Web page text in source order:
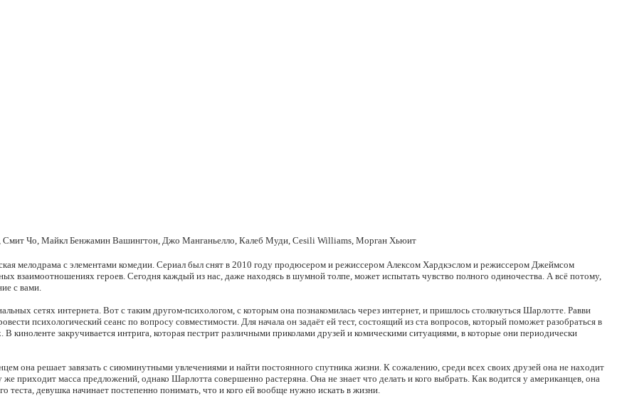
Чо, Майкл Бенжамин Вашингтон, Джо Манганьелло, Калеб Муди, Cesili Williams, Морган Хьюит
мелодрама с элементами комедии. Сериал был снят в 2010 году продюсером и режиссером Алексом Хардкэслом и режиссером Джеймсом
взаимоотношениях героев. Сегодня каждый из нас, даже находясь в шумной толпе, может испытать чувство полного одиночества. А всё потому,
с вами.
сетях интернета. Вот с таким другом-психологом, с которым она познакомилась через интернет, и пришлось столкнуться Шарлотте. Равви
психологический сеанс по вопросу совместимости. Для начала он задаёт ей тест, состоящий из ста вопросов, который поможет разобраться в
В киноленте закручивается интрига, которая пестрит различными приколами друзей и комическими ситуациями, в которые они периодически
она решает завязать с сиюминутными увлечениями и найти постоянного спутника жизни. К сожалению, среди всех своих друзей она не находит
приходит масса предложений, однако Шарлотта совершенно растеряна. Она не знает что делать и кого выбрать. Как водится у американцев, она
девушка начинает постепенно понимать, что и кого ей вообще нужно искать в жизни.